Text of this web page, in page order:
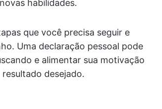
habilidades.
que você precisa seguir e
Uma declaração pessoal pode
e alimentar sua motivação
desejado.